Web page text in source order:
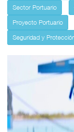
Sector Portuario
Proyecto Portuario
Seguridad y